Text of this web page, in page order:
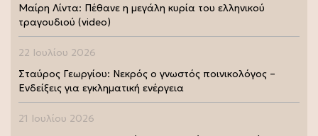
Μαίρη Λίντα: Πέθανε η μεγάλη κυρία του ελληνικού
τραγουδιού (video)
22 Ιουλίου 2026
Σταύρος Γεωργίου: Νεκρός ο γνωστός ποινικολόγος –
Ενδείξεις για εγκληματική ενέργεια
21 Ιουλίου 2026